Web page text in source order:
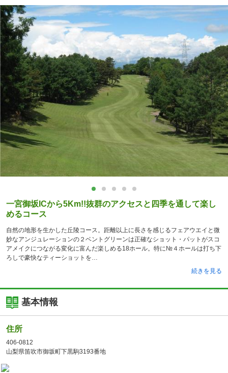
一宮御坂ICから5Km!!抜群のアクセスと四季を通して楽し
めるコース
自然の地形を生かした丘陵コース。距離以上に長さを感じるフェアウエイと微
妙なアンジュレーションの２ベントグリーンは正確なショット・パットがスコ
アメイクにつながる変化に富んだ楽しめる18ホール。特に№４ホールは打ち下
ろしで豪快なティーショットを
続きを見る
基本情報
住所
406-0812
山梨県笛吹市御坂町下黒駒3193番地